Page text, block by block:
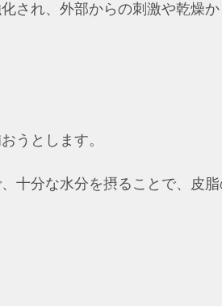
され、外部からの刺激や乾燥
うとします。
十分な水分を摂ることで、皮